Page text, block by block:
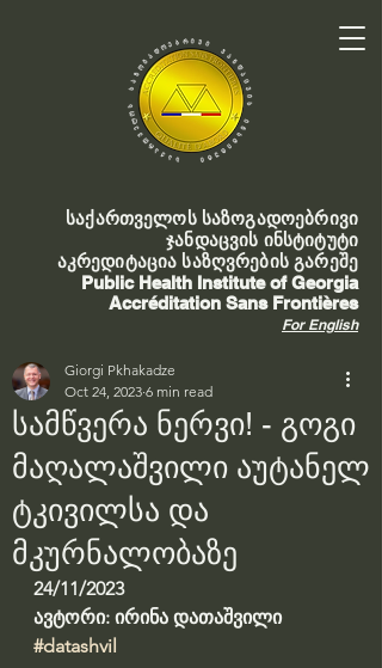
საქართველოს საზოგადოებრივი
ჯანდაცვის ინსტიტუტი
აკრედიტაცია საზღვრების გარეშე
Public Health Institute of Georgia
Accréditation Sans Frontières
For English
სამწვერა ნერვი! - გოგი
მაღალაშვილი აუტანელ
ტკივილსა და
მკურნალობაზე
Giorgi Pkhakadze
Oct 24, 2023 6 min read
24/11/2023
ავტორი: ირინა დათაშვილი
#datashvil